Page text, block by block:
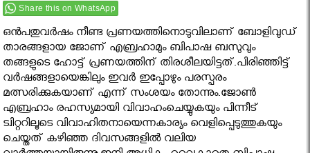
Share this on WhatsApp
ഒൻപതുവർഷം നീണ്ട പ്രണയത്തിനൊടുവിലാണ് ബോളിവുഡ്
താരങ്ങളായ ജോണ് എബ്രഹാമും ബിപാഷ ബസുവും
തങ്ങളുടെ ഹോട്ട് പ്രണയത്തിന് തിരശീലയിട്ടത്.പിരിഞ്ഞിട്ട്
വർഷങ്ങളായെങ്കിലും ഇവർ ഇപ്പോഴും പരസ്പരം
മത്സരിക്കുകയാണ് എന്ന് സംശയം തോന്നും.ജോണ്‍
എബ്രഹാം രഹസ്യമായി വിവാഹംചെയ്യുകയും പിന്നീട്
ട്വിറ്ററിലൂടെ വിവാഹിതനായെന്നകാര്യം വെളിപ്പെടുത്തുകയും
ചെയ്തത് കഴിഞ്ഞ ദിവസങ്ങളില്‍ വലിയ